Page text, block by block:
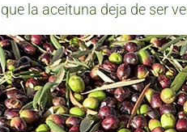
la aceituna deja de ser